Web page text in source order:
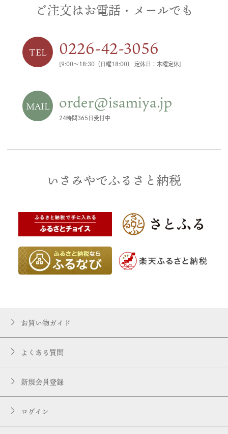
ご注文はお電話・メールでも
TEL 0226-42-3056
[9:00〜18:30（日曜18:00） 定休日：木曜定休]
MAIL order@isamiya.jp
24時間365日受付中
いさみやでふるさと納税
お買い物ガイド
よくある質問
新規会員登録
ログイン